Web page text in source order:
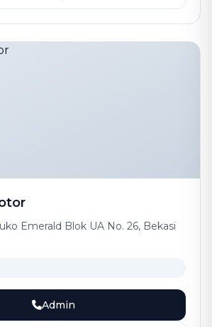
Emerald Blok UA No. 26, Bekasi
Admin